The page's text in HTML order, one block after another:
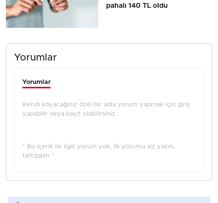
pahalı 140 TL oldu
Yorumlar
Yorumlar
Kendi koyacağınız özel bir adla yorum yapmak için giriş
yapabilir veya kayıt olabilirsiniz.
* Bu içerik ile ilgili yorum yok, ilk yorumu siz yazın,
tartışalım *